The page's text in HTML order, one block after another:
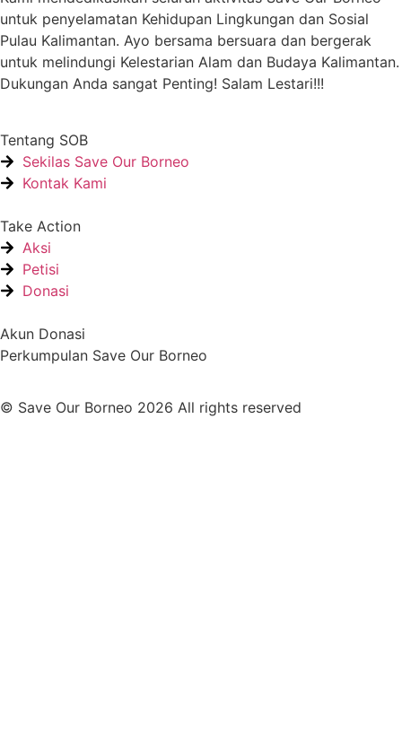
untuk penyelamatan Kehidupan Lingkungan dan Sosial
Pulau Kalimantan. Ayo bersama bersuara dan bergerak
untuk melindungi Kelestarian Alam dan Budaya Kalimantan.
Dukungan Anda sangat Penting! Salam Lestari!!!
Tentang SOB
Sekilas Save Our Borneo
Kontak Kami
Take Action
Aksi
Petisi
Donasi
Akun Donasi
Perkumpulan Save Our Borneo
© Save Our Borneo 2026 All rights reserved